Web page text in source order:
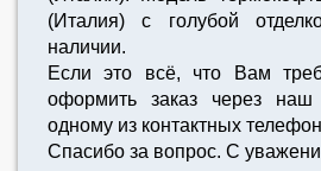
(Италия) с голубой
наличии.
Если это всё, что Вам
оформить заказ через
одному из контактных
Спасибо за вопрос. С